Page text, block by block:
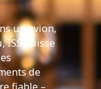
un avion,
ISS Suisse
de